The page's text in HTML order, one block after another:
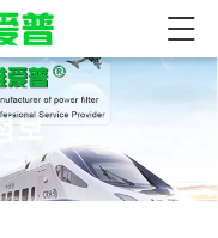
보